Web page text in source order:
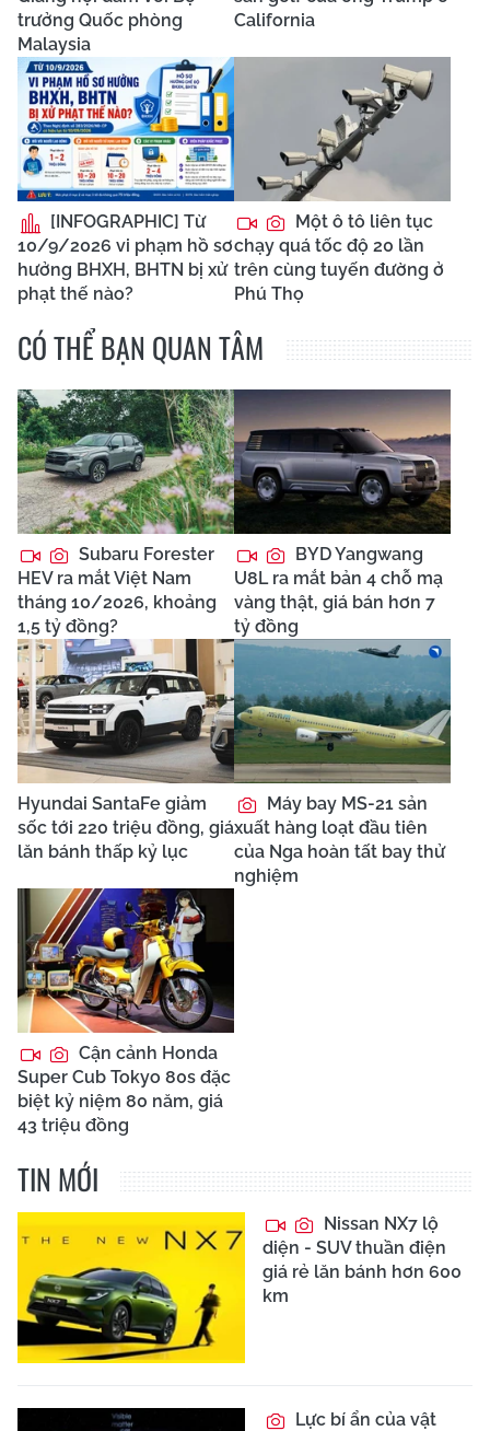
trưởng Quốc phòng
Malaysia
California
[INFOGRAPHIC] Từ
10/9/2026 vi phạm hồ sơ
hưởng BHXH, BHTN bị xử
phạt thế nào?
Một ô tô liên tục
chạy quá tốc độ 20 lần
trên cùng tuyến đường ở
Phú Thọ
CÓ THỂ BẠN QUAN TÂM
Subaru Forester
HEV ra mắt Việt Nam
tháng 10/2026, khoảng
1,5 tỷ đồng?
BYD Yangwang
U8L ra mắt bản 4 chỗ mạ
vàng thật, giá bán hơn 7
tỷ đồng
Hyundai SantaFe giảm
sốc tới 220 triệu đồng, giá
lăn bánh thấp kỷ lục
Máy bay MS-21 sản
xuất hàng loạt đầu tiên
của Nga hoàn tất bay thử
nghiệm
Cận cảnh Honda
Super Cub Tokyo 80s đặc
biệt kỷ niệm 80 năm, giá
43 triệu đồng
TIN MỚI
Nissan NX7 lộ
diện - SUV thuần điện
giá rẻ lăn bánh hơn 600
km
Lực bí ẩn của vật